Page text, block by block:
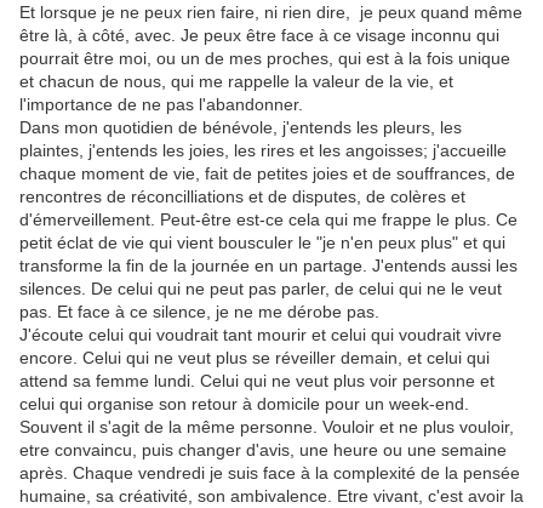
Et lorsque je ne peux rien faire, ni rien dire, je peux quand même
être là, à côté, avec. Je peux être face à ce visage inconnu qui
pourrait être moi, ou un de mes proches, qui est à la fois unique
et chacun de nous, qui me rappelle la valeur de la vie, et
l'importance de ne pas l'abandonner.
Dans mon quotidien de bénévole, j'entends les pleurs, les
plaintes, j'entends les joies, les rires et les angoisses; j'accueille
chaque moment de vie, fait de petites joies et de souffrances, de
rencontres de réconcilliations et de disputes, de colères et
d'émerveillement. Peut-être est-ce cela qui me frappe le plus. Ce
petit éclat de vie qui vient bousculer le "je n'en peux plus" et qui
transforme la fin de la journée en un partage. J'entends aussi les
silences. De celui qui ne peut pas parler, de celui qui ne le veut
pas. Et face à ce silence, je ne me dérobe pas.
J'écoute celui qui voudrait tant mourir et celui qui voudrait vivre
encore. Celui qui ne veut plus se réveiller demain, et celui qui
attend sa femme lundi. Celui qui ne veut plus voir personne et
celui qui organise son retour à domicile pour un week-end.
Souvent il s'agit de la même personne. Vouloir et ne plus vouloir,
etre convaincu, puis changer d'avis, une heure ou une semaine
après. Chaque vendredi je suis face à la complexité de la pensée
humaine, sa créativité, son ambivalence. Etre vivant, c'est avoir la